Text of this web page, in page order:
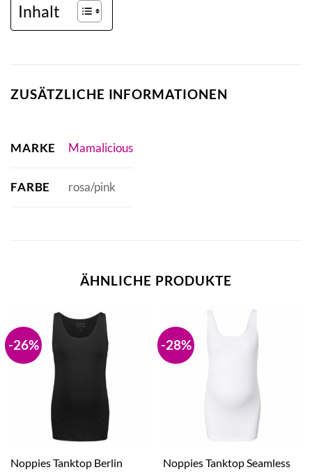
Inhalt
ZUSÄTZLICHE INFORMATIONEN
MARKE Mamalicious
FARBE rosa/pink
ÄHNLICHE PRODUKTE
-26%
Noppies Tanktop Berlin
-28%
Noppies Tanktop Seamless